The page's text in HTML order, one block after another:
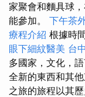
家聚會和麵具球
能參加。 下午茶
療程介紹 根據時
眼下細紋醫美 台
多國家，文化，
全新的東西和其他
之旅的旅程以其